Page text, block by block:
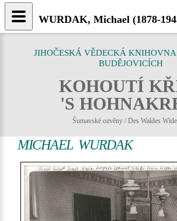
JIHOČESKÁ VĚDECKÁ
BUDĚJOVICÍCH
KOHOUTÍ
'S
Šumavské ozvěny / Des Waldes
MICHAEL WURDAK
WURDAK, Michael (1878-